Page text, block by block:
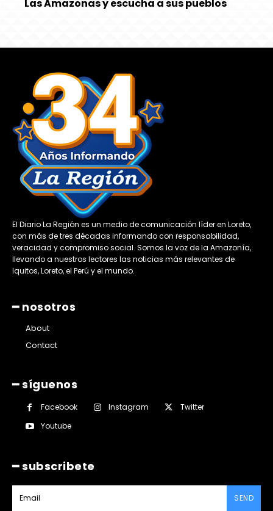
Las Amazonas y escucha a sus pueblos
El Diario La Región es un medio de comunicación líder en Loreto,
con más de tres décadas informando con responsabilidad,
veracidad y compromiso social. Somos la voz de la Amazonía,
llevando a nuestros lectores las noticias más relevantes de
Iquitos, Loreto, el Perú y el mundo.
━ nosotros
About
Contact
━ síguenos
Facebook Instagram
Twitter
Youtube
━ subscribete
SEND